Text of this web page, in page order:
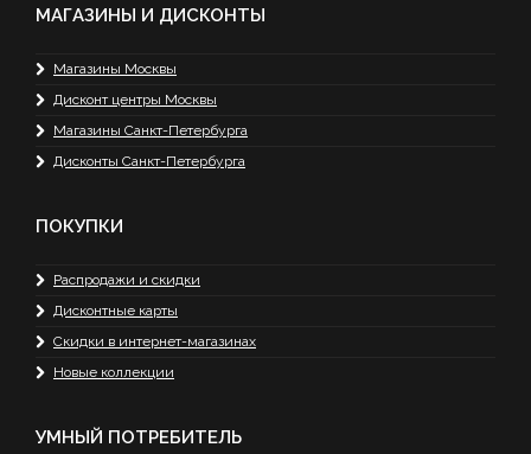
МАГАЗИНЫ И ДИСКОНТЫ
Магазины Москвы
Дисконт центры Москвы
Магазины Санкт-Петербурга
Дисконты Санкт-Петербурга
ПОКУПКИ
Распродажи и скидки
Дисконтные карты
Скидки в интернет-магазинах
Новые коллекции
УМНЫЙ ПОТРЕБИТЕЛЬ